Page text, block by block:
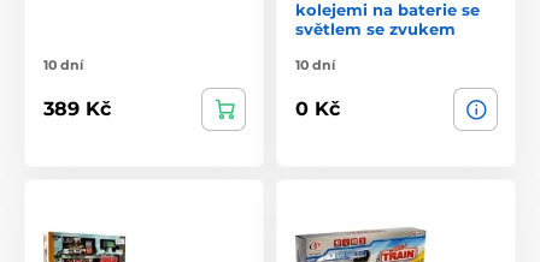
10 dní
389 Kč
kolejemi na baterie se
světlem se zvukem
10 dní
0 Kč